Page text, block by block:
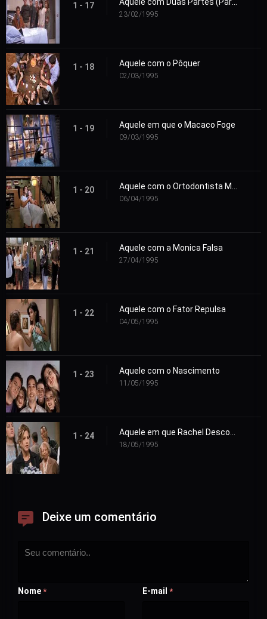
1 - 17
23/02/1995
1 - 18 Aquele com o Pôquer
02/03/1995
1 - 19 Aquele em que o Macaco Foge
09/03/1995
1 - 20
06/04/1995
1 - 21 Aquele com a Monica Falsa
27/04/1995
1 - 22 Aquele com o Fator Repulsa
04/05/1995
1 - 23 Aquele com o Nascimento
11/05/1995
1 - 24
18/05/1995
Deixe um comentário
Nome * E-mail *